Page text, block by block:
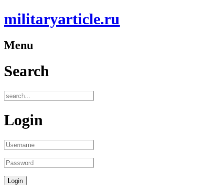
militaryarticle.ru
Menu
Search
Login